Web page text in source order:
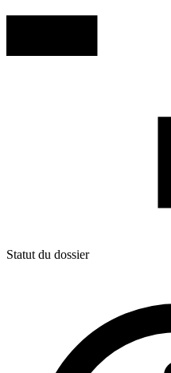
Statut du dossier